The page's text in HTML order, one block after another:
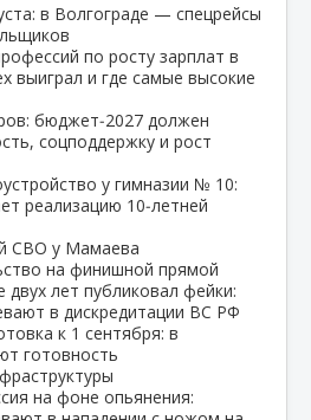
в Волгограде — спецрейсы
по росту зарплат в
выиграл и где самые высокие
бюджет‑2027 должен
соцподдержку и рост
у гимназии № 10:
реализацию 10‑летней
СВО у Мамаева
на финишной прямой
двух лет публиковал фейки:
в дискредитации ВС РФ
к 1 сентября: в
готовность
на фоне опьянения: